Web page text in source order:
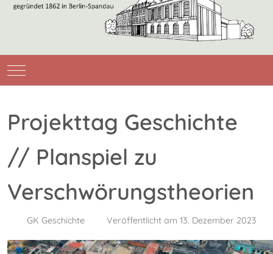
Mobile Menu Toggle
Projekttag Geschichte
// Planspiel zu
Verschwörungstheorien
GK Geschichte Veröffentlicht am 13. Dezember 2023